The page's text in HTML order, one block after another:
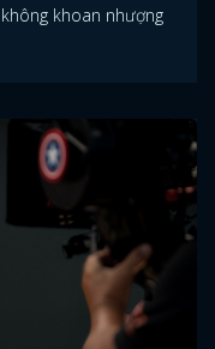
khoan nhượng